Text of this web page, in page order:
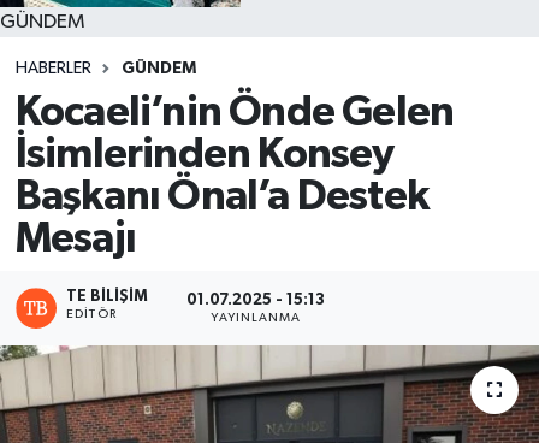
GÜNDEM
HABERLER GÜNDEM
Kocaeli’nin Önde Gelen
İsimlerinden Konsey
Başkanı Önal’a Destek
Mesajı
TE BILIŞIM
EDITÖR
01.07.2025 - 15:13
YAYINLANMA